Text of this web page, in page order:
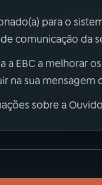
para o
comunicação da
a EBC a melhorar
na sua
sobre a